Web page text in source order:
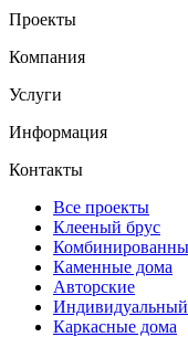
Проекты
Компания
Услуги
Информация
Контакты
Все проекты
Клееный брус
Каменные дома
Авторские
Индивидуальный
Каркасные дома